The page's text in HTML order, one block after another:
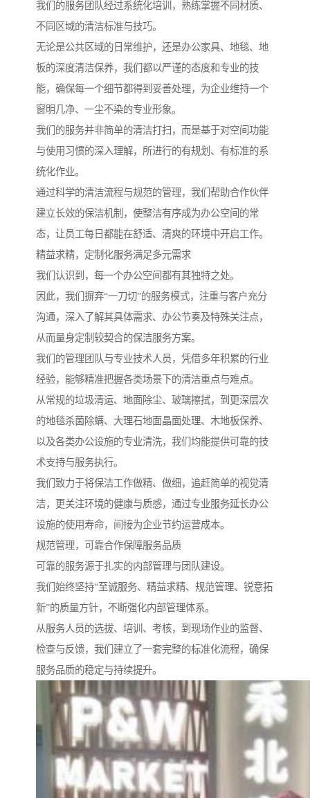
我们的服务团队经过系统化培训，熟练掌握不同材质、
不同区域的清洁标准与技巧。
无论是公共区域的日常维护，还是办公家具、地毯、地
板的深度清洁保养，我们都以严谨的态度和专业的技
能，确保每一个细节都得到妥善处理，为企业维持一个
窗明几净、一尘不染的专业形象。
我们的服务并非简单的清洁打扫，而是基于对空间功能
与使用习惯的深入理解，所进行的有规划、有标准的系
统化作业。
通过科学的清洁流程与规范的管理，我们帮助合作伙伴
建立长效的保洁机制，使整洁有序成为办公空间的常
态，让员工每日都能在舒适、清爽的环境中开启工作。
精益求精，定制化服务满足多元需求
我们认识到，每一个办公空间都有其独特之处。
因此，我们摒弃“一刀切”的服务模式，注重与客户充分
沟通，深入了解其具体需求、办公节奏及特殊关注点，
从而量身定制较契合的保洁服务方案。
我们的管理团队与专业技术人员，凭借多年积累的行业
经验，能够精准把握各类场景下的清洁重点与难点。
从常规的垃圾清运、地面除尘、玻璃擦拭，到更深层次
的地毯杀菌除螨、大理石地面晶面处理、木地板保养、
以及各类办公设施的专业清洗，我们均能提供可靠的技
术支持与服务执行。
我们致力于将保洁工作做精、做细，追赶简单的视觉清
洁，更关注环境的健康与质感，通过专业服务延长办公
设施的使用寿命，间接为企业节约运营成本。
规范管理，可靠合作保障服务品质
可靠的服务源于扎实的内部管理与团队建设。
我们始终坚持“至诚服务、精益求精、规范管理、锐意拓
新”的质量方针，不断强化内部管理体系。
从服务人员的选拔、培训、考核，到现场作业的监督、
检查与反馈，我们建立了一套完整的标准化流程，确保
服务品质的稳定与持续提升。